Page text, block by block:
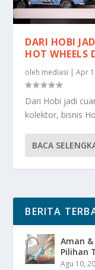
DARI HOBI
HOT WHEELS
oleh mediasi |Apr
Dari Hobi jadi
kolektor, bisnis
BACA
BERITA
Aman
Pilihan
Agu 10,